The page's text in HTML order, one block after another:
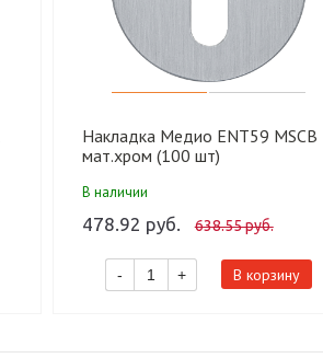
Накладка Медио ENT59 MSCB
мат.хром (100 шт)
В наличии
478.92 руб. 638.55 руб.
- + В корзину